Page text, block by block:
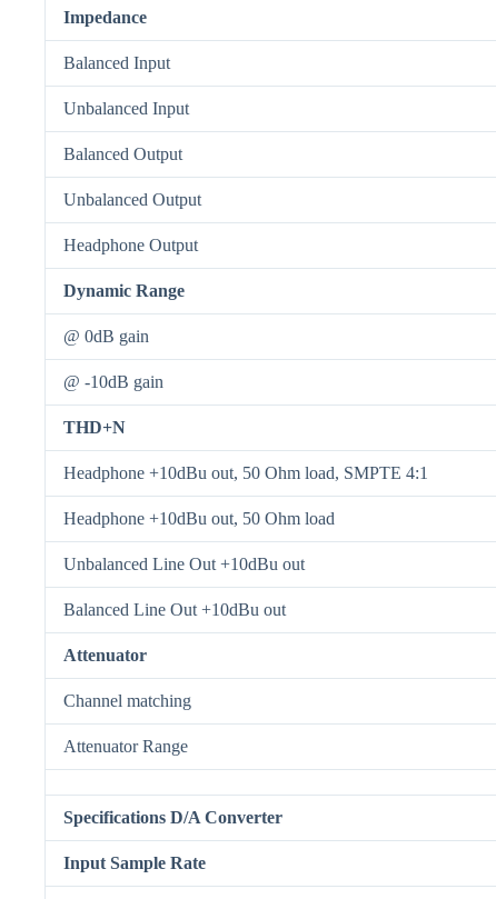
Impedance
Balanced Input
Unbalanced Input
Balanced Output
Unbalanced Output
Headphone Output
Dynamic Range
@ 0dB gain
@ -10dB gain
THD+N
Headphone +10dBu out, 50 Ohm load, SMPTE 4:1
Headphone +10dBu out, 50 Ohm load
Unbalanced Line Out +10dBu out
Balanced Line Out +10dBu out
Attenuator
Channel matching
Attenuator Range
Specifications D/A Converter
Input Sample Rate